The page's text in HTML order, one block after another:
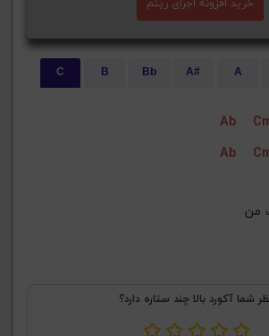
A
A#
Bb
B
C
Ab
Ab
من
شما آکورد بالا چند ستاره دارد؟